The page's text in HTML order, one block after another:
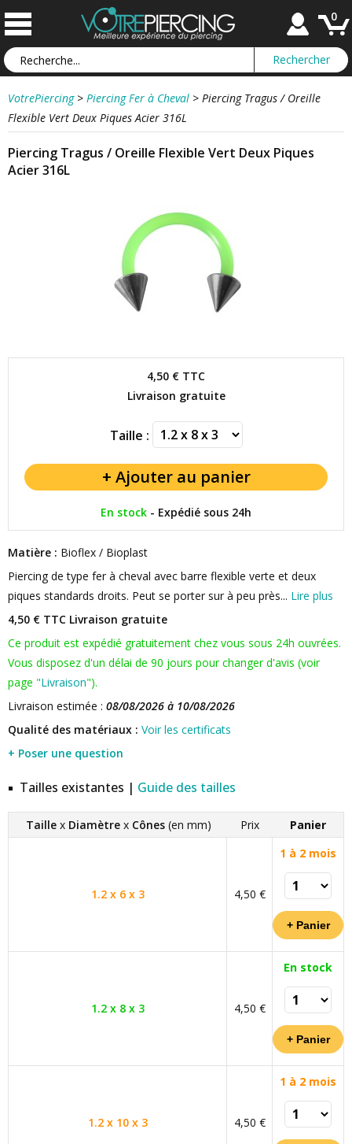
0
VotrePiercing > Piercing Fer à Cheval > Piercing Tragus / Oreille
Flexible Vert Deux Piques Acier 316L
Piercing Tragus / Oreille Flexible Vert Deux Piques
Acier 316L
4,50 € TTC
Livraison gratuite
Taille :
En stock - Expédié sous 24h
Matière : Bioflex / Bioplast
Piercing de type fer à cheval avec barre flexible verte et deux
piques standards droits. Peut se porter sur à peu près... Lire plus
4,50 € TTC Livraison gratuite
Ce produit est expédié gratuitement chez vous sous 24h ouvrées.
Vous disposez d'un délai de 90 jours pour changer d'avis (voir
page "Livraison").
Livraison estimée : 08/08/2026 à 10/08/2026
Qualité des matériaux : Voir les certificats
+ Poser une question
Tailles existantes | Guide des tailles
Taillex Diamètrex Cônes(en mm) Prix Panier
1.2 x 6 x 3 4,50 €
1 à 2 mois
1.2 x 8 x 3 4,50 €
En stock
1.2 x 10 x 3 4,50 €
1 à 2 mois